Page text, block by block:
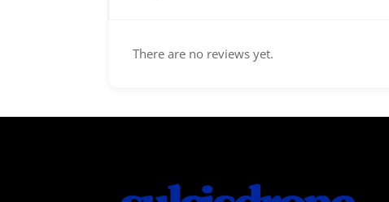
There are no reviews yet.